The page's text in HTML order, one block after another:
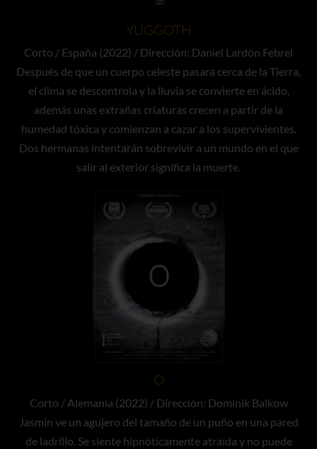
YUGGOTH
Corto / España (2022) / Dirección: Daniel Lardón Febrel
Después de que un cuerpo celeste pasara cerca de la Tierra,
el clima se descontrola y la lluvia se convierte en ácido,
además unas extrañas criaturas crecen a partir de la
humedad tóxica y comienzan a cazar a los supervivientes.
Dos hermanas intentarán sobrevivir a un mundo en el que
salir al exterior significa la muerte.
O
Corto / Alemania (2022) / Dirección: Dominik Balkow
Jasmin ve un agujero del tamaño de un puño en una pared
de ladrillo. Se siente hipnóticamente atraída y no puede